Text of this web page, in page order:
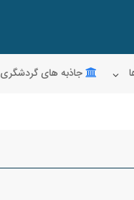
جاذبه های گردشگری